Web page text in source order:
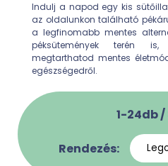
Indulj a napod egy kis
az oldalunkon található
a legfinomabb mentes
péksütemények terén is,
megtarthatod mentes
egészségedről.
1-24db /
Rendezés: